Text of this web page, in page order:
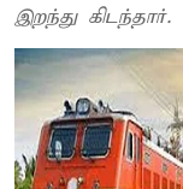
இறந்து கிடந்தார்.